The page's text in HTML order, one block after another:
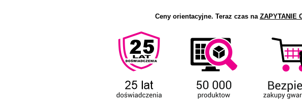
Ceny orientacyjne. Teraz czas na ZAPYTANIE